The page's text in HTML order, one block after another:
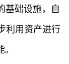
基础设施，自
利用资产进行